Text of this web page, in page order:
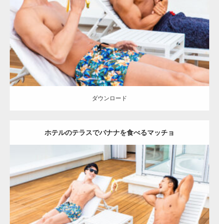
Category: ホテルのマッチョ オレンジの人 AKIHITO(細マッチョ)
TOSHI(大胸筋)
大胸筋 肩 宗像 (福岡)
ダウンロード
ダウンロード
ホテルのテラスでバナナを食べるマッチョ
Update: 2023.02.11
Category:ホテルのマッチョ オレンジの人 TOSHI(大胸筋)
AKIHITO(細マッチョ) 宗像 (福岡)